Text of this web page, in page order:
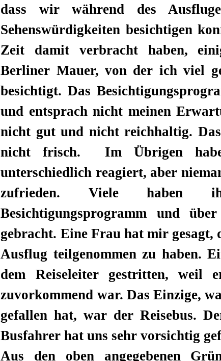
dass wir während des
Sehenswürdigkeiten besichtigen
Zeit damit verbracht haben,
Berliner Mauer, von der ich viel
besichtigt. Das
und entsprach nicht meinen
nicht gut und nicht reichhaltig.
nicht frisch. Im Übrigen
unterschiedlich reagiert, aber
zufrieden. Viele
Besichtigungsprogramm und
gebracht. Eine Frau hat mir gesagt,
Ausflug teilgenommen zu haben.
dem Reiseleiter gestritten,
zuvorkommend war. Das Einzige,
gefallen hat, war der Reisebus.
Busfahrer hat uns sehr vorsichtig
Aus den oben angegebenen